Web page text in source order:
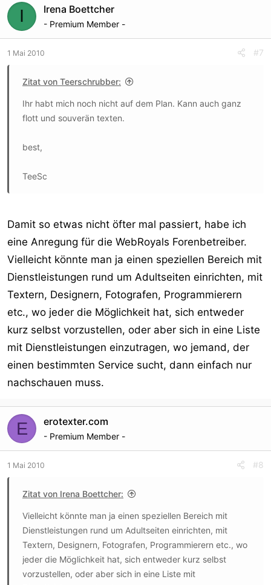
I Irena Boettcher
- Premium Member -
1 Mai 2010 #7
Zitat von Teerschrubber:
Ihr habt mich noch nicht auf dem Plan. Kann auch ganz
flott und souverän texten.
best,
TeeSc
Damit so etwas nicht öfter mal passiert, habe ich
eine Anregung für die WebRoyals Forenbetreiber.
Vielleicht könnte man ja einen speziellen Bereich mit
Dienstleistungen rund um Adultseiten einrichten, mit
Textern, Designern, Fotografen, Programmierern
etc., wo jeder die Möglichkeit hat, sich entweder
kurz selbst vorzustellen, oder aber sich in eine Liste
mit Dienstleistungen einzutragen, wo jemand, der
einen bestimmten Service sucht, dann einfach nur
nachschauen muss.
E erotexter.com
- Premium Member -
1 Mai 2010 #8
Zitat von Irena Boettcher:
Vielleicht könnte man ja einen speziellen Bereich mit
Dienstleistungen rund um Adultseiten einrichten, mit
Textern, Designern, Fotografen, Programmierern etc., wo
jeder die Möglichkeit hat, sich entweder kurz selbst
vorzustellen, oder aber sich in eine Liste mit